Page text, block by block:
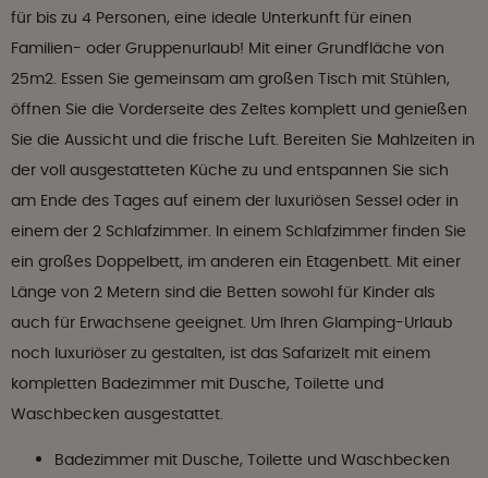
für bis zu 4 Personen, eine ideale Unterkunft für einen
Familien- oder Gruppenurlaub! Mit einer Grundfläche von
25m2. Essen Sie gemeinsam am großen Tisch mit Stühlen,
öffnen Sie die Vorderseite des Zeltes komplett und genießen
Sie die Aussicht und die frische Luft. Bereiten Sie Mahlzeiten in
der voll ausgestatteten Küche zu und entspannen Sie sich
am Ende des Tages auf einem der luxuriösen Sessel oder in
einem der 2 Schlafzimmer. In einem Schlafzimmer finden Sie
ein großes Doppelbett, im anderen ein Etagenbett. Mit einer
Länge von 2 Metern sind die Betten sowohl für Kinder als
auch für Erwachsene geeignet. Um Ihren Glamping-Urlaub
noch luxuriöser zu gestalten, ist das Safarizelt mit einem
kompletten Badezimmer mit Dusche, Toilette und
Waschbecken ausgestattet.
Badezimmer mit Dusche, Toilette und Waschbecken